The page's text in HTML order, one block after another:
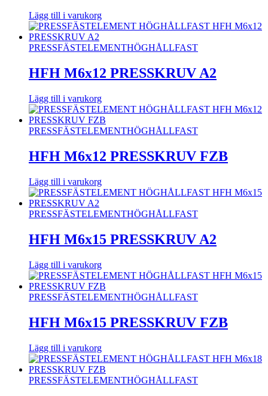
Lägg till i varukorg
PRESSFÄSTELEMENTHÖGHÅLLFAST
HFH M6x12 PRESSKRUV A2
Lägg till i varukorg
PRESSFÄSTELEMENTHÖGHÅLLFAST
HFH M6x12 PRESSKRUV FZB
Lägg till i varukorg
PRESSFÄSTELEMENTHÖGHÅLLFAST
HFH M6x15 PRESSKRUV A2
Lägg till i varukorg
PRESSFÄSTELEMENTHÖGHÅLLFAST
HFH M6x15 PRESSKRUV FZB
Lägg till i varukorg
PRESSFÄSTELEMENTHÖGHÅLLFAST